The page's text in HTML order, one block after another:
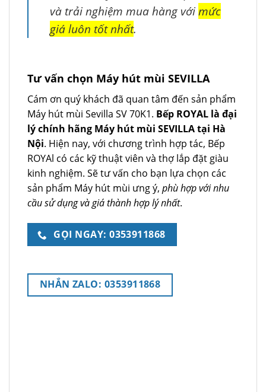
và trải nghiệm mua hàng vớimức
giá luôn tốt nhất.
Tư vấn chọn Máy hút mùi SEVILLA
Cám ơn quý khách đã quan tâm đến sản phẩm
Máy hút mùi Sevilla SV 70K1. Bếp ROYAL là đại
lý chính hãng Máy hút mùi SEVILLA tại Hà
Nội. Hiện nay, với chương trình hợp tác, Bếp
ROYAl có các kỹ thuật viên và thợ lắp đặt giàu
kinh nghiệm. Sẽ tư vấn cho bạn lựa chọn các
sản phẩm Máy hút mùi ưng ý, phù hợp với nhu
cầu sử dụng và giá thành hợp lý nhất.
GỌI NGAY: 0353911868
NHẮN ZALO: 0353911868